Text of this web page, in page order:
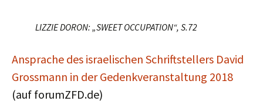
LIZZIE DORON: „SWEET OCCUPATION“, S.72
Ansprache des israelischen Schriftstellers David
Grossmann in der Gedenkveranstaltung 2018
(auf forumZFD.de)